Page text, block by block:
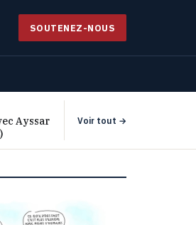
SOUTENEZ-NOUS
Ayssar
Voir tout →